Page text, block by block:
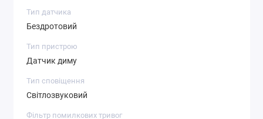
Тип датчика
Бездротовий
Тип пристрою
Датчик диму
Тип сповіщення
Світлозвуковий
Фільтр помилкових тривог